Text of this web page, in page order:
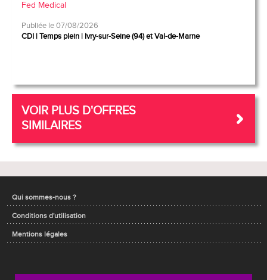
Fed Medical
Publiée le 07/08/2026
CDI Temps plein Ivry-sur-Seine (94) et Val-de-Marne
VOIR PLUS D'OFFRES
SIMILAIRES
Qui sommes-nous ?
Conditions d'utilisation
Mentions légales